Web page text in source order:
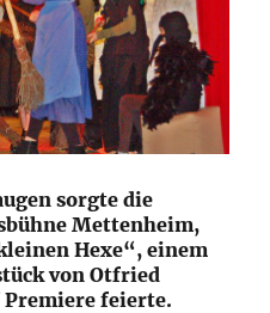
sorgte die
Mettenheim,
Hexe“, einem
von Otfried
feierte.